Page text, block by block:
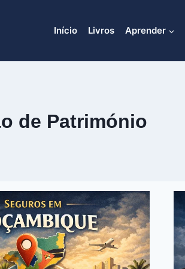
Início Livros Aprender
de Património